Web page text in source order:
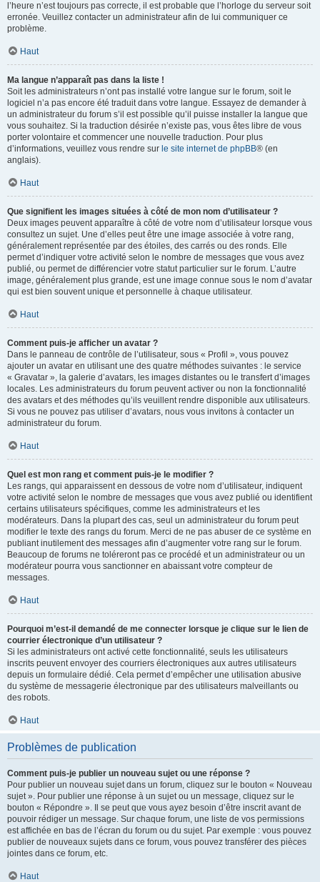
l’heure n’est toujours pas correcte, il est probable que l’horloge du serveur soit
erronée. Veuillez contacter un administrateur afin de lui communiquer ce
problème.
Haut
Ma langue n’apparaît pas dans la liste !
Soit les administrateurs n’ont pas installé votre langue sur le forum, soit le
logiciel n’a pas encore été traduit dans votre langue. Essayez de demander à
un administrateur du forum s’il est possible qu’il puisse installer la langue que
vous souhaitez. Si la traduction désirée n’existe pas, vous êtes libre de vous
porter volontaire et commencer une nouvelle traduction. Pour plus
d’informations, veuillez vous rendre sur le site internet de phpBB® (en
anglais).
Haut
Que signifient les images situées à côté de mon nom d’utilisateur ?
Deux images peuvent apparaître à côté de votre nom d’utilisateur lorsque vous
consultez un sujet. Une d’elles peut être une image associée à votre rang,
généralement représentée par des étoiles, des carrés ou des ronds. Elle
permet d’indiquer votre activité selon le nombre de messages que vous avez
publié, ou permet de différencier votre statut particulier sur le forum. L’autre
image, généralement plus grande, est une image connue sous le nom d’avatar
qui est bien souvent unique et personnelle à chaque utilisateur.
Haut
Comment puis-je afficher un avatar ?
Dans le panneau de contrôle de l’utilisateur, sous « Profil », vous pouvez
ajouter un avatar en utilisant une des quatre méthodes suivantes : le service
« Gravatar », la galerie d’avatars, les images distantes ou le transfert d’images
locales. Les administrateurs du forum peuvent activer ou non la fonctionnalité
des avatars et des méthodes qu’ils veuillent rendre disponible aux utilisateurs.
Si vous ne pouvez pas utiliser d’avatars, nous vous invitons à contacter un
administrateur du forum.
Haut
Quel est mon rang et comment puis-je le modifier ?
Les rangs, qui apparaissent en dessous de votre nom d’utilisateur, indiquent
votre activité selon le nombre de messages que vous avez publié ou identifient
certains utilisateurs spécifiques, comme les administrateurs et les
modérateurs. Dans la plupart des cas, seul un administrateur du forum peut
modifier le texte des rangs du forum. Merci de ne pas abuser de ce système en
publiant inutilement des messages afin d’augmenter votre rang sur le forum.
Beaucoup de forums ne toléreront pas ce procédé et un administrateur ou un
modérateur pourra vous sanctionner en abaissant votre compteur de
messages.
Haut
Pourquoi m’est-il demandé de me connecter lorsque je clique sur le lien de
courrier électronique d’un utilisateur ?
Si les administrateurs ont activé cette fonctionnalité, seuls les utilisateurs
inscrits peuvent envoyer des courriers électroniques aux autres utilisateurs
depuis un formulaire dédié. Cela permet d’empêcher une utilisation abusive
du système de messagerie électronique par des utilisateurs malveillants ou
des robots.
Haut
Problèmes de publication
Comment puis-je publier un nouveau sujet ou une réponse ?
Pour publier un nouveau sujet dans un forum, cliquez sur le bouton « Nouveau
sujet ». Pour publier une réponse à un sujet ou un message, cliquez sur le
bouton « Répondre ». Il se peut que vous ayez besoin d’être inscrit avant de
pouvoir rédiger un message. Sur chaque forum, une liste de vos permissions
est affichée en bas de l’écran du forum ou du sujet. Par exemple : vous pouvez
publier de nouveaux sujets dans ce forum, vous pouvez transférer des pièces
jointes dans ce forum, etc.
Haut